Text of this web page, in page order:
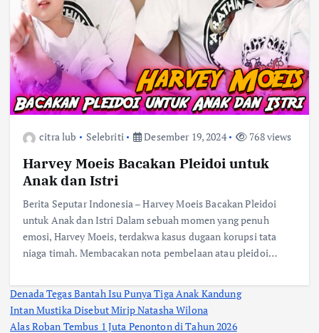
citra lub Selebriti Desember 19, 2024 768 views
Harvey Moeis Bacakan Pleidoi untuk
Anak dan Istri
Berita Seputar Indonesia – Harvey Moeis Bacakan Pleidoi
untuk Anak dan Istri Dalam sebuah momen yang penuh
emosi, Harvey Moeis, terdakwa kasus dugaan korupsi tata
niaga timah. Membacakan nota pembelaan atau pleidoi…
Denada Tegas Bantah Isu Punya Tiga Anak Kandung
Intan Mustika Disebut Mirip Natasha Wilona
Alas Roban Tembus 1 Juta Penonton di Tahun 2026